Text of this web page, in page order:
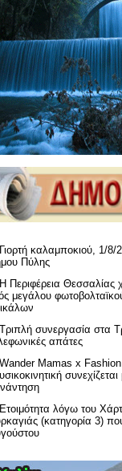
Γιορτή καλαμποκιού, 1/
Πύλης
H Περιφέρεια Θεσσαλίας
μεγάλου
Τριπλή συνεργασία στα
απάτες
Wander Mamas x
Ετοιμότητα λόγω του
(κατηγορία 3)